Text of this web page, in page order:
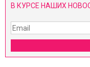
В КУРСЕ НАШИХ